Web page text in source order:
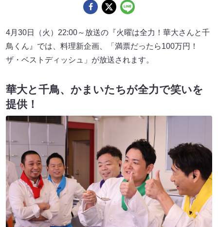
4月30日（火）22:00～放送の『火曜は全力！華大さんと千
鳥くん』では、料理新企画、「満票だったら100万円！
ザ・ベストディッシュ」が放送されます。
華大と千鳥、かまいたちが全力で笑いを
提供！